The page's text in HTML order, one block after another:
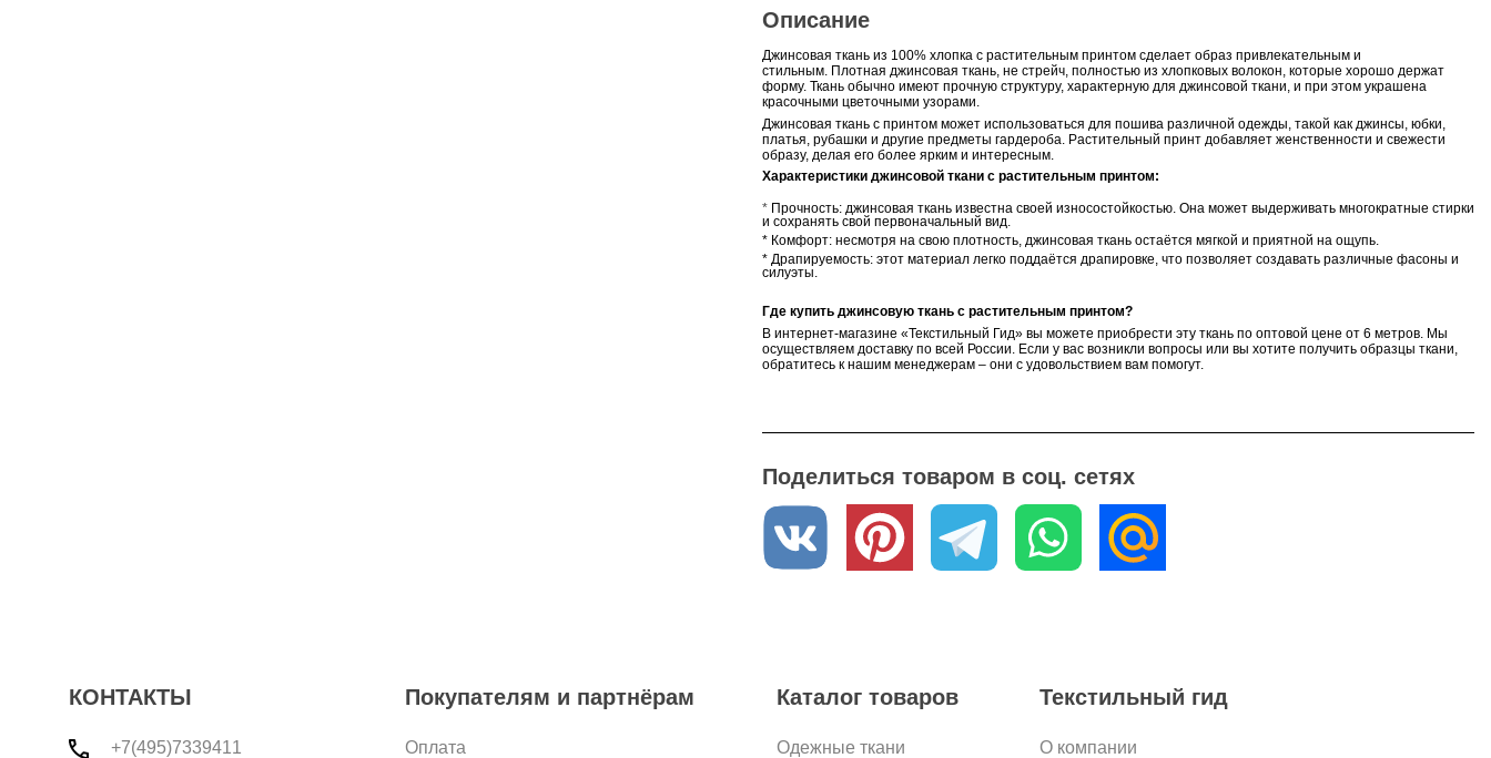
Описание
Джинсовая ткань из 100% хлопка с растительным принтом сделает образ привлекательным и
стильным. Плотная джинсовая ткань, не стрейч, полностью из хлопковых волокон, которые хорошо держат
форму. Ткань обычно имеют прочную структуру, характерную для джинсовой ткани, и при этом украшена
красочными цветочными узорами.
Джинсовая ткань с принтом может использоваться для пошива различной одежды, такой как джинсы, юбки,
платья, рубашки и другие предметы гардероба. Растительный принт добавляет женственности и свежести
образу, делая его более ярким и интересным.
Характеристики джинсовой ткани с растительным принтом:
* Прочность: джинсовая ткань известна своей износостойкостью. Она может выдерживать многократные стирки
и сохранять свой первоначальный вид.
* Комфорт: несмотря на свою плотность, джинсовая ткань остаётся мягкой и приятной на ощупь.
* Драпируемость: этот материал легко поддаётся драпировке, что позволяет создавать различные фасоны и
силуэты.
Где купить джинсовую ткань с растительным принтом?
В интернет-магазине «Текстильный Гид» вы можете приобрести эту ткань по оптовой цене от 6 метров. Мы
осуществляем доставку по всей России. Если у вас возникли вопросы или вы хотите получить образцы ткани,
обратитесь к нашим менеджерам – они с удовольствием вам помогут.
Поделиться товаром в соц. сетях
КОНТАКТЫ
+7(495)7339411
Покупателям и партнёрам
Оплата
Каталог товаров
Одежные ткани
Текстильный гид
О компании